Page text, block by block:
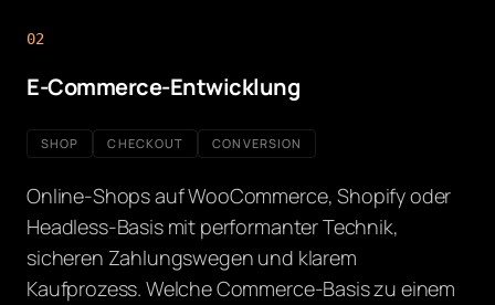
02
E-Commerce-Entwicklung
SHOP CHECKOUT CONVERSION
Online-Shops auf WooCommerce, Shopify oder
Headless-Basis mit performanter Technik,
sicheren Zahlungswegen und klarem
Kaufprozess. Welche Commerce-Basis zu einem